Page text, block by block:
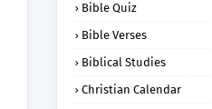
Bible Quiz
Bible Verses
Biblical Studies
Christian Calendar